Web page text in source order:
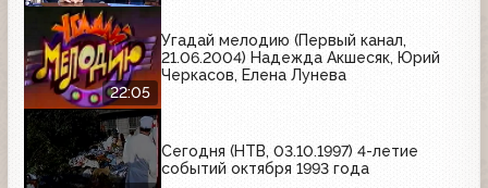
22:05
Угадай мелодию (Первый канал,
21.06.2004) Надежда Акшесяк, Юрий
Черкасов, Елена Лунева
Сегодня (НТВ, 03.10.1997) 4-летие
событий октября 1993 года